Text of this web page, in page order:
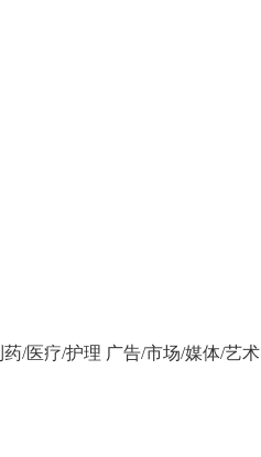
/医疗/护理 广告/市场/媒体/艺术